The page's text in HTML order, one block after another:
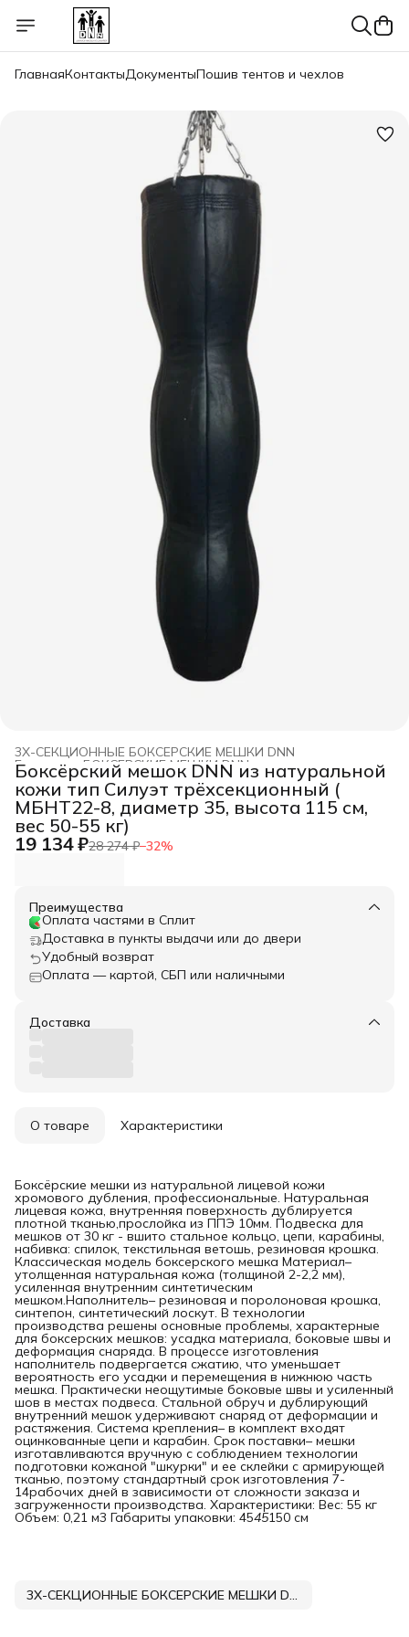
ГлавнаяКонтактыДокументыПошив тентов и чехлов
3Х-СЕКЦИОННЫЕ БОКСЕРСКИЕ МЕШКИ DNN
БОКСЕРСКИЕ МЕШКИ DNN
Главная
Боксёрский мешок DNN из натуральной
кожи тип Силуэт трёхсекционный (
МБНТ22-8, диаметр 35, высота 115 см,
вес 50-55 кг)
19 134 ₽28 274 ₽−32%
Преимущества
Оплата частями в Сплит
Доставка в пункты выдачи или до двери
Удобный возврат
Оплата — картой, СБП или наличными
Доставка
О товаре Характеристики
Боксёрские мешки из натуральной лицевой кожи
хромового дубления, профессиональные. Натуральная
лицевая кожа, внутренняя поверхность дублируется
плотной тканью,прослойка из ППЭ 10мм. Подвеска для
мешков от 30 кг - вшито стальное кольцо, цепи, карабины,
набивка: спилок, текстильная ветошь, резиновая крошка.
Классическая модель боксерского мешка Материал–
утолщенная натуральная кожа (толщиной 2-2,2 мм),
усиленная внутренним синтетическим
мешком.Наполнитель– резиновая и поролоновая крошка,
синтепон, синтетический лоскут. В технологии
производства решены основные проблемы, характерные
для боксерских мешков: усадка материала, боковые швы и
деформация снаряда. В процессе изготовления
наполнитель подвергается сжатию, что уменьшает
вероятность его усадки и перемещения в нижнюю часть
мешка. Практически неощутимые боковые швы и усиленный
шов в местах подвеса. Стальной обруч и дублирующий
внутренний мешок удерживают снаряд от деформации и
растяжения. Система крепления– в комплект входят
оцинкованные цепи и карабин. Срок поставки– мешки
изготавливаются вручную с соблюдением технологии
подготовки кожаной "шкурки" и ее склейки с армирующей
тканью, поэтому стандартный срок изготовления 7-
14рабочих дней в зависимости от сложности заказа и
загруженности производства. Характеристики: Вес: 55 кг
Объем: 0,21 м3 Габариты упаковки: 4545150 см